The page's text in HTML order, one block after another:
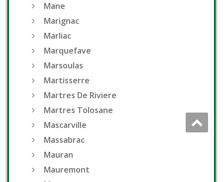
Mane
Marignac
Marliac
Marquefave
Marsoulas
Martisserre
Martres De Riviere
Martres Tolosane
Mascarville
Massabrac
Mauran
Mauremont